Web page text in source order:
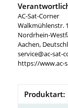
AC-Sat-Corner
Walkmühlenstr.
Nordrhein-
Aachen,
service@ac-sat-
https://www.ac-
Produktart: